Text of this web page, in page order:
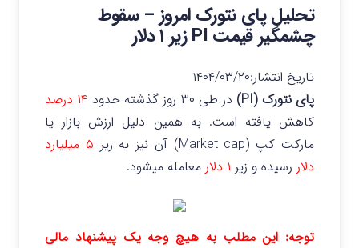
تحلیل پای نتورک امروز – سقوط
چشمگیر قیمت PI زیر ۱ دلار
تاریخ انتشار:۱۴۰۴/۰۳/۲۰
پای نتورک (PI)
در طی ۳۰ روز گذشته حدود
۱۴ درصد
کاهش یافته است. به همین دلیل ارزش بازار یا
مارکت کپ (Market cap) آن نیز به زیر
۵ میلیارد
دلار رسیده و زیر ۱ دلار معامله میشود.
توجه: این مطلب به هیچ وجه یک پیشنهاد مالی